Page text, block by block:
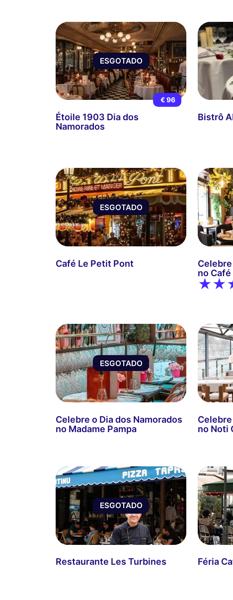
ESGOTADO
€ 96
Étoile 1903 Dia dos
Namorados
Bistrô
ESGOTADO
Café Le Petit Pont
no
ESGOTADO
Celebre o Dia dos Namorados
no Madame Pampa
no Noti
ESGOTADO
Restaurante Les Turbines Féria